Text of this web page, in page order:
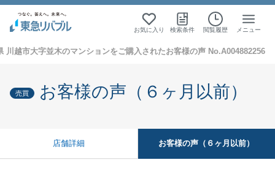
お気に入り 検索条件 閲覧履歴 メニュー
川越市大字並木のマンションをご購入されたお客様の声 No.A004882256
売買 お客様の声（６ヶ月以前）
店舗詳細 お客様の声（６ヶ月以前）